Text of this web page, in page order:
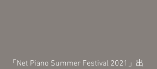
「Net Piano Summer Festival 2021」出